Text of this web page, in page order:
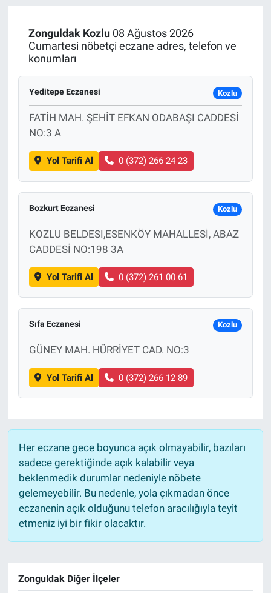
Zonguldak Kozlu08 Ağustos 2026
Cumartesi nöbetçi eczane adres, telefon ve
konumları
Yeditepe Eczanesi Kozlu
FATİH MAH. ŞEHİT EFKAN ODABAŞI CADDESİ
NO:3 A
Yol Tarifi Al 0 (372) 266 24 23
Bozkurt Eczanesi Kozlu
KOZLU BELDESI,ESENKÖY MAHALLESİ, ABAZ
CADDESİ NO:198 3A
Yol Tarifi Al 0 (372) 261 00 61
Sıfa Eczanesi Kozlu
GÜNEY MAH. HÜRRİYET CAD. NO:3
Yol Tarifi Al 0 (372) 266 12 89
Her eczane gece boyunca açık olmayabilir, bazıları
sadece gerektiğinde açık kalabilir veya
beklenmedik durumlar nedeniyle nöbete
gelemeyebilir. Bu nedenle, yola çıkmadan önce
eczanenin açık olduğunu telefon aracılığıyla teyit
etmeniz iyi bir fikir olacaktır.
Zonguldak Diğer İlçeler
Resmi İlanlar
Son Dakika